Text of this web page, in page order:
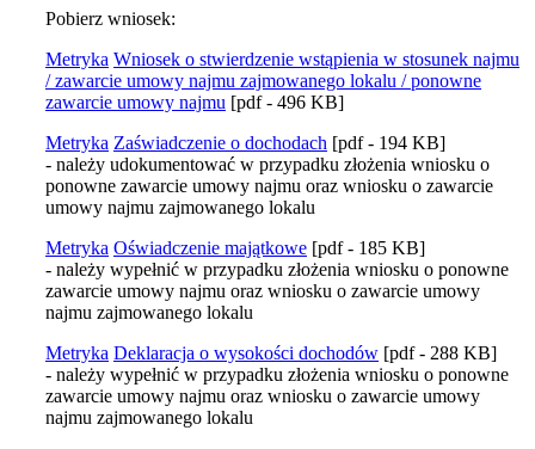
Pobierz wniosek:
Metryka Wniosek o stwierdzenie wstąpienia w stosunek najmu
/ zawarcie umowy najmu zajmowanego lokalu / ponowne
zawarcie umowy najmu [pdf - 496 KB]
Metryka Zaświadczenie o dochodach [pdf - 194 KB]
- należy udokumentować w przypadku złożenia wniosku o
ponowne zawarcie umowy najmu oraz wniosku o zawarcie
umowy najmu zajmowanego lokalu
Metryka Oświadczenie majątkowe [pdf - 185 KB]
- należy wypełnić w przypadku złożenia wniosku o ponowne
zawarcie umowy najmu oraz wniosku o zawarcie umowy
najmu zajmowanego lokalu
Metryka Deklaracja o wysokości dochodów [pdf - 288 KB]
- należy wypełnić w przypadku złożenia wniosku o ponowne
zawarcie umowy najmu oraz wniosku o zawarcie umowy
najmu zajmowanego lokalu